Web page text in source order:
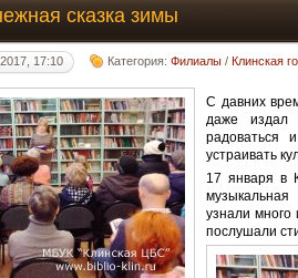
сказка зимы
17:10 Категория:Филиалы /Клинская
С давних
даже издал
радоваться
устраивать
17 января в
узнали много
послушали